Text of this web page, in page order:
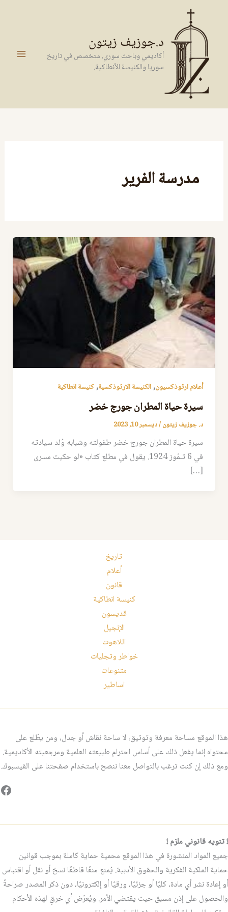
المحتوى
د.جوزيف زيتون
أكاديمي وباحث سوري، متخصص في تاريخ
سوريا والكنيسة الأنطاكية.
مدرسة الفرير
أعلام ارثوذكسيون,الكنيسة الارثوذكسية,كنيسة انطاكية
سيرة حياة المطران جورج خضر
د. جوزيف زيتون/ديسمبر 10, 2023
سيرة حياة المطران جورج خضر طفولته وشبابه وُلد سيادته
في 6 تـمّوز 1924. يقول في مطلع كتاب «لو حكيت مسرى
[…]
تاريخ
أعلام
قانون
كنيسة انطاكية
قديسون
الإنجيل
اللاهوت
خواطر وتجليات
متنوعات
اساطير
هذا الموقع مساحة معرفة وتوثيق، لا ساحة نقاش أو جدل، ومن يطّلع على
محتواه إنما يفعل ذلك على أساس احترام طبيعته العلمية ومرجعيته الأكاديمية.
ومع ذلك إن كنت ترغب بالتواصل معنا ننصح باستخدام صفحتنا على الفيسبوك.
! تنويه قانوني ملزم !
جميع المواد المنشورة في هذا الموقع محمية حماية كاملة بموجب قوانين
حماية الملكية الفكرية والحقوق الأدبية. يُمنع منعًا قاطعًا نسخ أو نقل أو اقتباس
أو إعادة نشر أي مادة، كليًا أو جزئيًا، ورقيًا أو إلكترونيًا، دون ذكر المصدر صراحةً
والحصول على إذن مسبق حيث يقتضي الأمر. ويُعرّض أي خرقٍ لهذه الأحكام